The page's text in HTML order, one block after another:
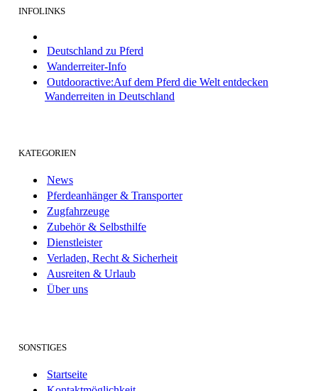
INFOLINKS
Deutschland zu Pferd
Wanderreiter-Info
Outdooractive:Auf dem Pferd die Welt entdecken
Wanderreiten in Deutschland
KATEGORIEN
News
Pferdeanhänger & Transporter
Zugfahrzeuge
Zubehör & Selbsthilfe
Dienstleister
Verladen, Recht & Sicherheit
Ausreiten & Urlaub
Über uns
SONSTIGES
Startseite